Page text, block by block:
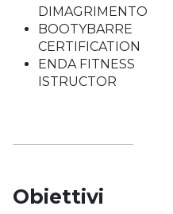
DIMAGRIMENTO
BOOTYBARRE
CERTIFICATION
ENDA FITNESS
ISTRUCTOR
Obiettivi